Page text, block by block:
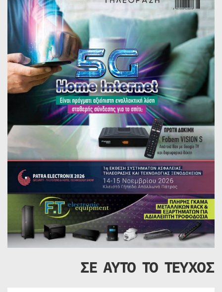
ΣΕ ΑΥΤΟ ΤΟ ΤΕΥΧΟΣ